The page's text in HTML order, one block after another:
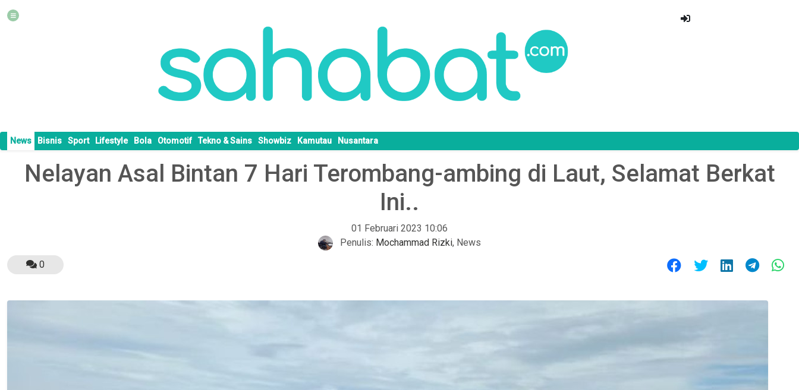
News Bisnis Sport Lifestyle Bola Otomotif Tekno & Sains Showbiz Kamutau Nusantara
Nelayan Asal Bintan 7 Hari Terombang-ambing di Laut, Selamat Berkat
Ini..
01 Februari 2023 10:06
Penulis: Mochammad Rizki, News
0